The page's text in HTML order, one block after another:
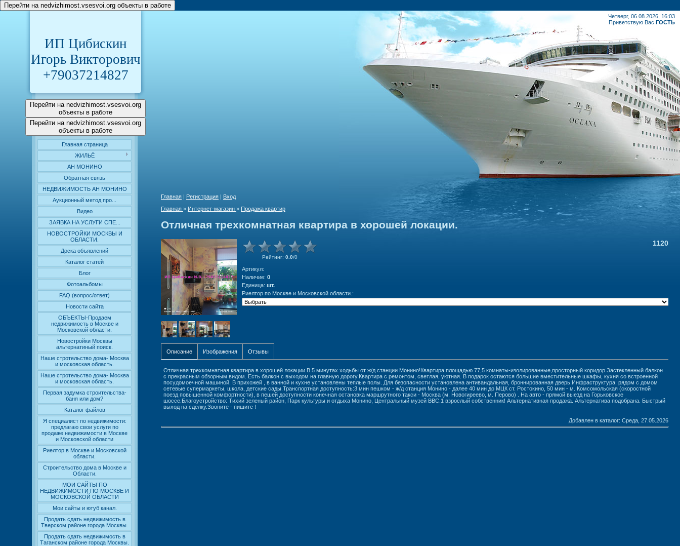
Перейти на nedvizhimost.vsesvoi.org объекты в работе
ИП Цибискин
Игорь Викторович
+79037214827
Перейти на nedvizhimost.vsesvoi.org
объекты в работе
Перейти на nedvizhimost.vsesvoi.org
объекты в работе
Главная страница
ЖИЛЬЁ
АН МОНИНО
Обратная связь
НЕДВИЖИМОСТЬ АН МОНИНО
Аукционный метод про...
Видео
ЗАЯВКА НА УСЛУГИ СПЕ...
НОВОСТРОЙКИ МОСКВЫ И
ОБЛАСТИ.
Доска объявлений
Каталог статей
Блог
Фотоальбомы
FAQ (вопрос/ответ)
Новости сайта
ОБЪЕКТЫ-Продаем
недвижимость в Москве и
Московской области.
Новостройки Москвы
альтернатиный поиск.
Наше стротельство дома- Москва
и московская область.
Наше стротельство дома- Москва
и московская область.
Первая задумка строительства-
баня или дом?
Каталог файлов
Я специалист по недвижимости:
предлагаю свои услуги по
продаже недвижимости в Москве
и Московской области
Риелтор в Москве и Московской
области.
Строительство дома в Москве и
Области.
МОИ САЙТЫ ПО
НЕДВИЖИМОСТИ ПО МОСКВЕ И
МОСКОВСКОЙ ОБЛАСТИ
Мои сайты и ютуб канал.
Продать сдать недвижимость в
Тверском районе города Москвы.
Продать сдать недвижимость в
Таганском районе города Москвы.
Четверг, 06.08.2026, 16:03
Приветствую Вас ГОСТЬ
Главная | Регистрация | Вход
Главная » Интернет-магазин » Продажа квартир
Отличная трехкомнатная квартира в хорошей локации.
Рейтинг: 0.0/0
Артикул:
Наличие: 0
Единица: шт.
Риелтор по Москве и Московской области.:
Описание Изображения Отзывы
Отличная трехкомнатная квартира в хорошей локации.В 5 минутах ходьбы от ж/д станции Монино!Квартира площадью 77,5 комнаты-изолированные,просторный коридор.Застекленный балкон
с прекрасным обзорным видом. Есть балкон с выходом на главную дорогу.Квартира с ремонтом, светлая, уютная. В подарок остаются большие вместительные шкафы, кухня со встроенной
посудомоечной машиной. В прихожей , в ванной и кухне установлены теплые полы. Для безопасности установлена антивандальная, броннированная дверь.Инфраструктура: рядом с домом
сетевые супермаркеты, школа, детские сады.Транспортная доступность:3 мин пешком - ж/д станция Монино - далее 40 мин до МЦК ст. Ростокино, 50 мин - м. Комсомольская (скоростной
поезд повышенной комфортности), в пешей доступности конечная остановка маршрутного такси - Москва (м. Новогиреево, м. Перово) . На авто - прямой выезд на Горьковское
шоссе.Благоустройство: Тихий зеленый район, Парк культуры и отдыха Монино, Центральный музей ВВС.1 взрослый собственник! Альтернативная продажа. Альтернатива подобрана. Быстрый
выход на сделку.Звоните - пишите !
Добавлен в каталог: Среда, 27.05.2026